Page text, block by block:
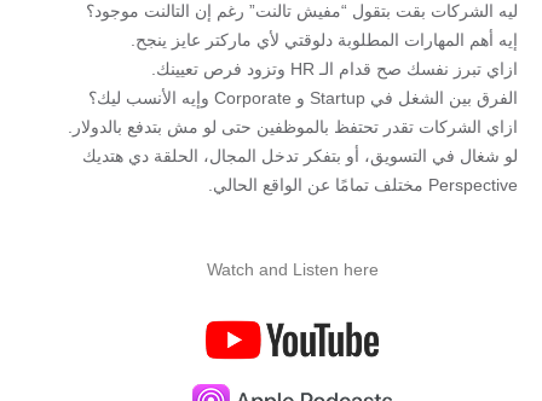
ليه الشركات بقت بتقول “مفيش تالنت” رغم إن التالنت موجود؟
إيه أهم المهارات المطلوبة دلوقتي لأي ماركتر عايز ينجح.
ازاي تبرز نفسك صح قدام الـ HR وتزود فرص تعيينك.
الفرق بين الشغل في Startup و Corporate وإيه الأنسب ليك؟
ازاي الشركات تقدر تحتفظ بالموظفين حتى لو مش بتدفع بالدولار.
لو شغال في التسويق، أو بتفكر تدخل المجال، الحلقة دي هتديك
Perspective مختلف تمامًا عن الواقع الحالي.
Watch and Listen here